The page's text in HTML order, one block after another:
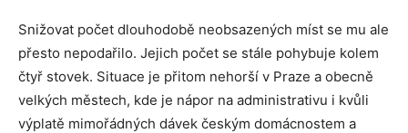
Snižovat počet dlouhodobě neobsazených míst se mu ale
přesto nepodařilo. Jejich počet se stále pohybuje kolem
čtyř stovek. Situace je přitom nehorší v Praze a obecně
velkých městech, kde je nápor na administrativu i kvůli
výplatě mimořádných dávek českým domácnostem a